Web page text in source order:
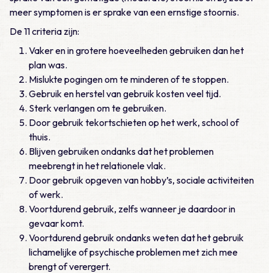
meer symptomen is er sprake van een ernstige stoornis.
De 11 criteria zijn:
Vaker en in grotere hoeveelheden gebruiken dan het
plan was.
Mislukte pogingen om te minderen of te stoppen.
Gebruik en herstel van gebruik kosten veel tijd.
Sterk verlangen om te gebruiken.
Door gebruik tekortschieten op het werk, school of
thuis.
Blijven gebruiken ondanks dat het problemen
meebrengt in het relationele vlak.
Door gebruik opgeven van hobby’s, sociale activiteiten
of werk.
Voortdurend gebruik, zelfs wanneer je daardoor in
gevaar komt.
Voortdurend gebruik ondanks weten dat het gebruik
lichamelijke of psychische problemen met zich mee
brengt of verergert.